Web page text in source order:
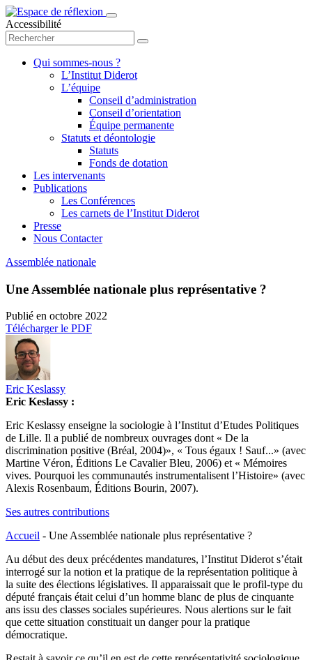
Accessibilité
Qui sommes-nous ?
L’Institut Diderot
L’équipe
Conseil d’administration
Conseil d’orientation
Équipe permanente
Statuts et déontologie
Statuts
Fonds de dotation
Les intervenants
Publications
Les Conférences
Les carnets de l’Institut Diderot
Presse
Nous Contacter
Assemblée nationale
Une Assemblée nationale plus représentative ?
Publié en octobre 2022
Télécharger le PDF
Eric Keslassy
Eric Keslassy :
Eric Keslassy enseigne la sociologie à l’Institut d’Etudes Politiques
de Lille. Il a publié de nombreux ouvrages dont « De la
discrimination positive (Bréal, 2004)», « Tous égaux ! Sauf...» (avec
Martine Véron, Éditions Le Cavalier Bleu, 2006) et « Mémoires
vives. Pourquoi les communautés instrumentalisent l’Histoire» (avec
Alexis Rosenbaum, Éditions Bourin, 2007).
Ses autres contributions
Accueil - Une Assemblée nationale plus représentative ?
Au début des deux précédentes mandatures, l’Institut Diderot s’était
interrogé sur la notion et la pratique de la représentation politique à
la suite des élections législatives. Il apparaissait que le profil-type du
député français était celui d’un homme blanc de plus de cinquante
ans issu des classes sociales supérieures. Nous alertions sur le fait
que cette situation constituait un danger pour la pratique
démocratique.